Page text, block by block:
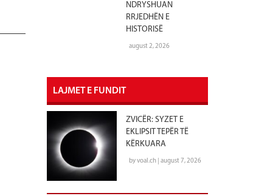
NDRYSHUAN
RRJEDHËN E
HISTORISË
august 2, 2026
LAJMET E FUNDIT
ZVICËR: SYZET E
EKLIPSIT TEPËR TË
KËRKUARA
by voal.ch | august 7, 2026